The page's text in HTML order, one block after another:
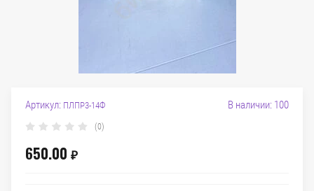
Артикул: ПЛПР3-14Ф В наличии: 100
(0)
650.00 ₽